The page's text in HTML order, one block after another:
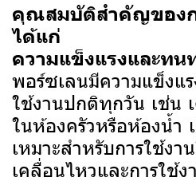
คุณสมบัติสำคัญของก
ได้แก่
ความแข็งแรงและทน
พอร์ซเลนมีความแข็งแ
ใช้งานปกติทุกวัน เช่น
ในห้องครัวหรือห้องน้ำ
เหมาะสำหรับการใช้ง
เคลื่อนไหวและการใช้